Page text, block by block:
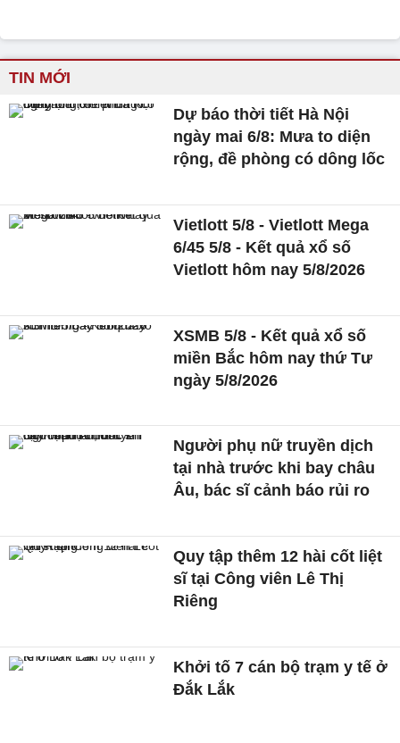
TIN MỚI
Dự báo thời tiết Hà Nội
ngày mai 6/8: Mưa to diện
rộng, đề phòng có dông lốc
Vietlott 5/8 - Vietlott Mega
6/45 5/8 - Kết quả xổ số
Vietlott hôm nay 5/8/2026
XSMB 5/8 - Kết quả xổ số
miền Bắc hôm nay thứ Tư
ngày 5/8/2026
Người phụ nữ truyền dịch
tại nhà trước khi bay châu
Âu, bác sĩ cảnh báo rủi ro
Quy tập thêm 12 hài cốt liệt
sĩ tại Công viên Lê Thị
Riêng
Khởi tố 7 cán bộ trạm y tế ở
Đắk Lắk